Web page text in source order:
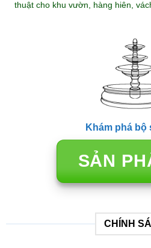
thuật cho khu vườn, hàng hiên,
Khám phá bộ
SẢN
CHÍNH